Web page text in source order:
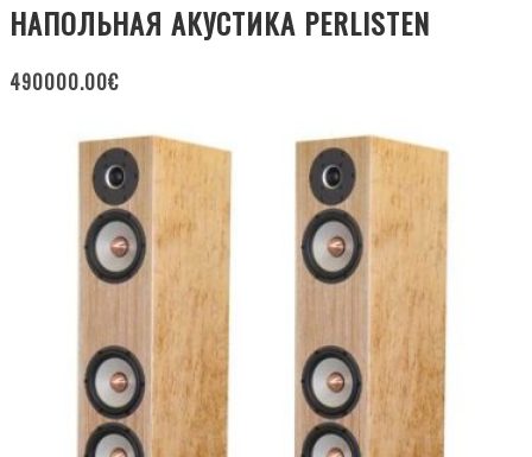
НАПОЛЬНАЯ АКУСТИКА PERLISTEN
490000.00€